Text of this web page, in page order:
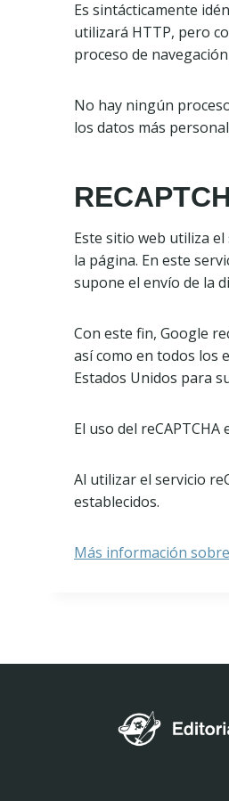
Es sintácticamente
utilizará HTTP, pero
proceso de
No hay ningún
los datos más
Este sitio web utiliza
la página. En este
supone el envío de la
Con este fin, Google
así como en todos los
Estados Unidos para
El uso del
Al utilizar el servicio
establecidos.
Más información